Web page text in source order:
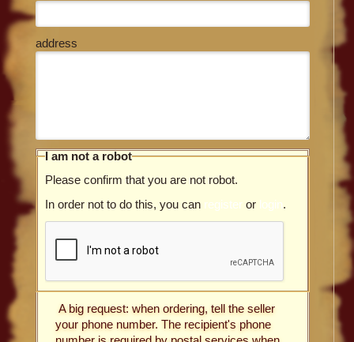
address
I am not a robot
Please confirm that you are not robot.
In order not to do this, you can register or login.
A big request: when ordering, tell the seller
your phone number. The recipient's phone